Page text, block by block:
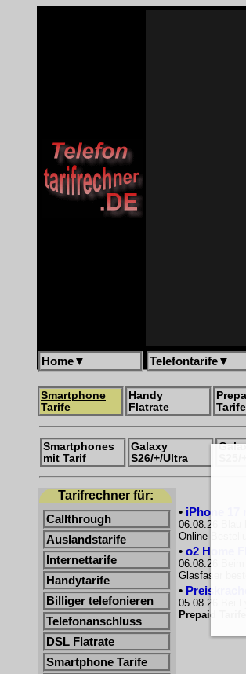
Home▼ Telefontarife▼
Smartphone
Tarife
Handy
Flatrate
Tarife
Smartphones
mit Tarif
Galaxy
S26/+/Ultra
Tarifrechner für:
Callthrough
Auslandstarife
Internettarife
Handytarife
Billiger telefonieren
Telefonanschluss
DSL Flatrate
Smartphone Tarife
• iPhone 17
06.08.26 Blau
Online-
• o2 Home
06.08.26 Beim
Glasfaser
•
05.08.26 Bei
Prepaid Tarife